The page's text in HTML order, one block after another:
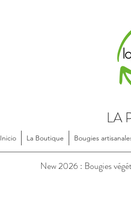
LA
Accessoires en textile,
Inicio La Boutique Bougies
New 2026 : Bougies